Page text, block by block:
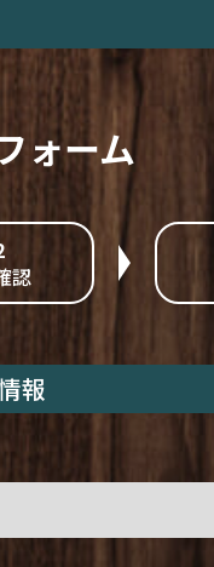
ォーム
認
報